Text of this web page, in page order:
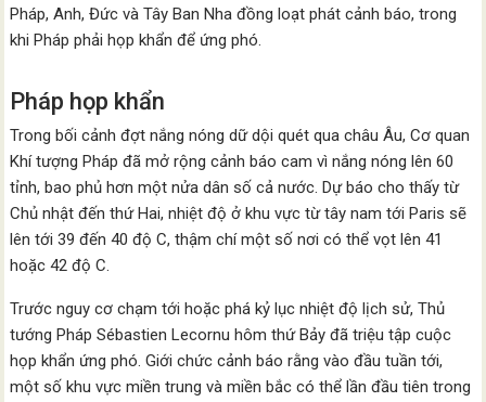
Pháp, Anh, Đức và Tây Ban Nha đồng loạt phát cảnh báo, trong
khi Pháp phải họp khẩn để ứng phó.
Pháp họp khẩn
Trong bối cảnh đợt nắng nóng dữ dội quét qua châu Âu, Cơ quan
Khí tượng Pháp đã mở rộng cảnh báo cam vì nắng nóng lên 60
tỉnh, bao phủ hơn một nửa dân số cả nước. Dự báo cho thấy từ
Chủ nhật đến thứ Hai, nhiệt độ ở khu vực từ tây nam tới Paris sẽ
lên tới 39 đến 40 độ C, thậm chí một số nơi có thể vọt lên 41
hoặc 42 độ C.
Trước nguy cơ chạm tới hoặc phá kỷ lục nhiệt độ lịch sử, Thủ
tướng Pháp Sébastien Lecornu hôm thứ Bảy đã triệu tập cuộc
họp khẩn ứng phó. Giới chức cảnh báo rằng vào đầu tuần tới,
một số khu vực miền trung và miền bắc có thể lần đầu tiên trong